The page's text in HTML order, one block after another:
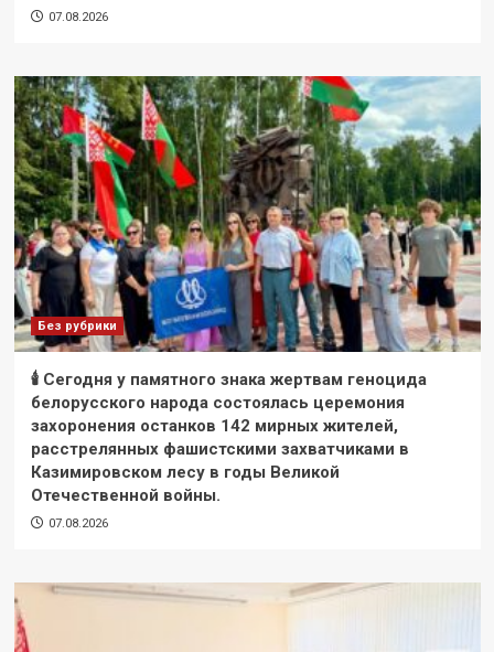
07.08.2026
Без рубрики
🕯 Сегодня у памятного знака жертвам геноцида
белорусского народа состоялась церемония
захоронения останков 142 мирных жителей,
расстрелянных фашистскими захватчиками в
Казимировском лесу в годы Великой
Отечественной войны.
07.08.2026